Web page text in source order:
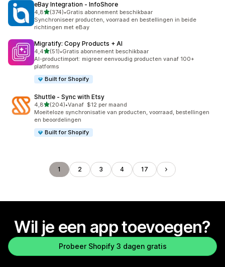
eBay Integration ‑ InfoShore
4,8van 5 sterren
(374)
374 recensies in totaal
•Gratis abonnement beschikbaar
Synchroniseer producten, voorraad en bestellingen in beide
richtingen met eBay
Migratify: Copy Products + AI
4,4van 5 sterren
(51)
51 recensies in totaal
•Gratis abonnement beschikbaar
AI-productimport: migreer eenvoudig producten vanaf 100+
platforms
Built for Shopify
Shuttle ‑ Sync with Etsy
4,8van 5 sterren
(204)
204 recensies in totaal
•Vanaf $12 per maand
Moeiteloze synchronisatie van producten, voorraad, bestellingen
en beoordelingen
Built for Shopify
1 2 3 4 17
Wil je een app toevoegen?
Probeer Shopify 3 dagen gratis